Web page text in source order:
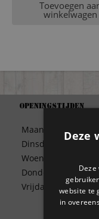
Toevoegen
winkelwagen
Openingstijden
Maandag
Dinsdag
Woensdag
Donderdag
Vrijdag
09:30
09:30
09:30
09:30
Deze
website te
in